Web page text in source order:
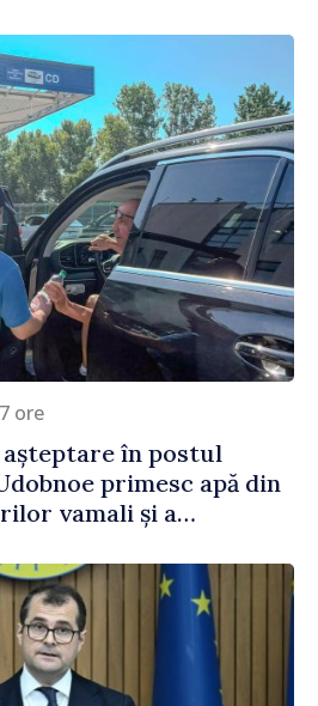
ore
în postul
primesc apă din
vamali și a